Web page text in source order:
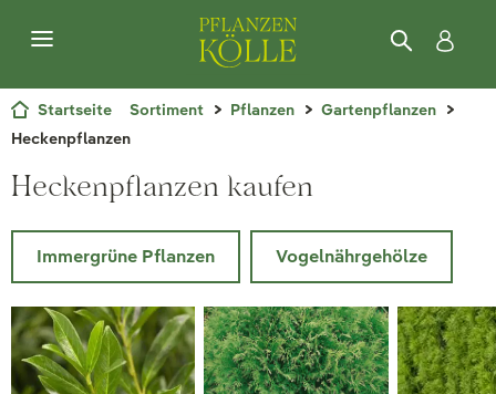
Startseite Sortiment Pflanzen
Gartenpflanzen
Heckenpflanzen
Heckenpflanzen kaufen
Immergrüne Pflanzen Vogelnährgehölze